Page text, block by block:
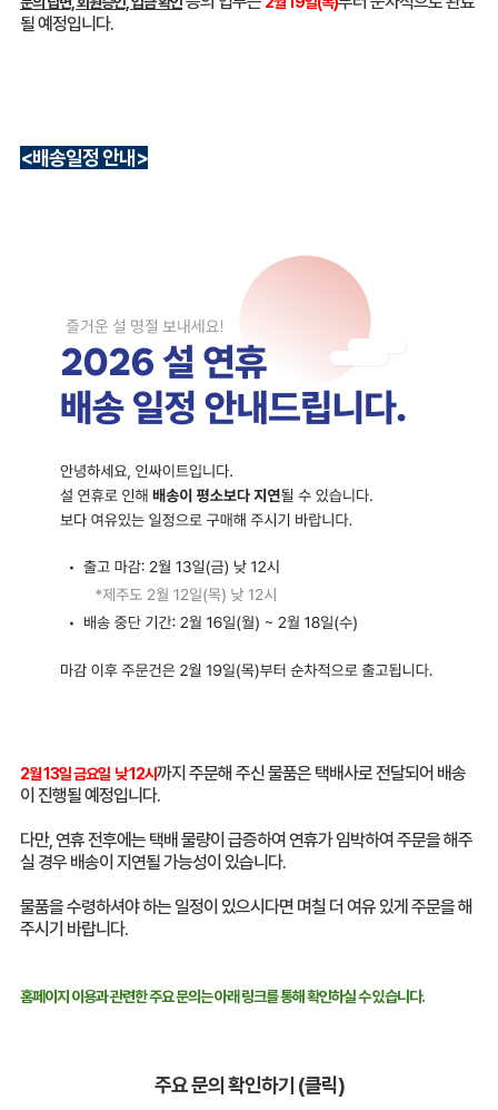
될 예정입니다.
<배송일정 안내>
2월 13일 금요일 낮 12시까지 주문해 주신 물품은 택배사로 전달되어 배송
이 진행될 예정입니다.
다만, 연휴 전후에는 택배 물량이 급증하여 연휴가 임박하여 주문을 해주
실 경우 배송이 지연될 가능성이 있습니다.
물품을 수령하셔야 하는 일정이 있으시다면 며칠 더 여유 있게 주문을 해
주시기 바랍니다.
홈페이지 이용과 관련한 주요 문의는 아래 링크를 통해 확인하실 수 있습니다.
주요 문의 확인하기 (클릭)